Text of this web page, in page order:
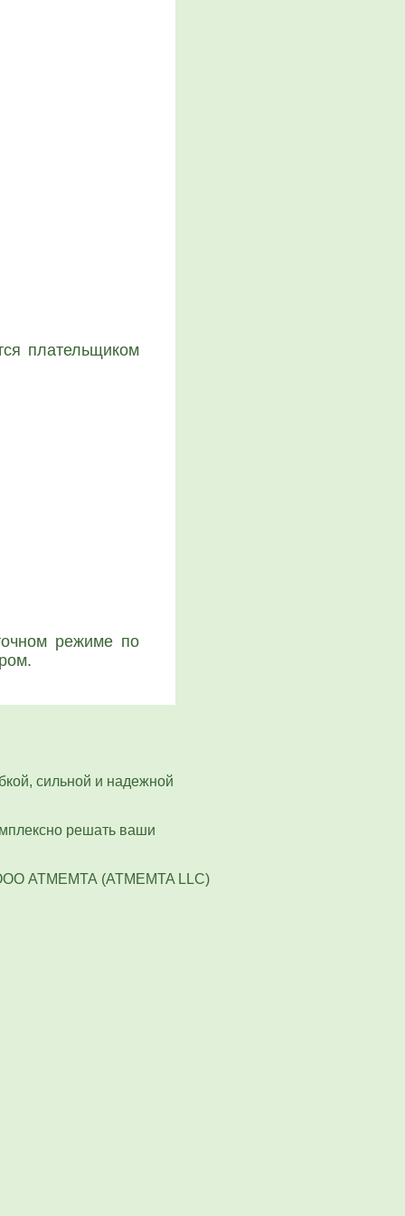
пла­тель­щи­ком
режи­ме по
сильной и надежной
решать ваши
АТМЕМТА (ATMEMTA LLC)